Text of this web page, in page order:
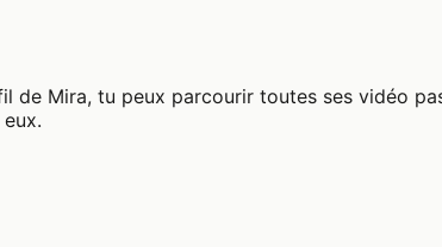
de Mira, tu peux parcourir toutes ses vidéo